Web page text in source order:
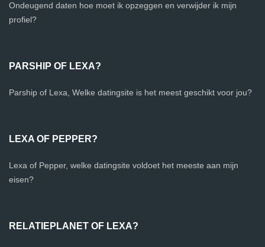
Ondeugend daten hoe moet ik opzeggen en verwijder ik mijn
profiel?
PARSHIP OF LEXA?
Parship of Lexa, Welke datingsite is het meest geschikt voor jou?
LEXA OF PEPPER?
Lexa of Pepper, welke datingsite voldoet het meeste aan mijn
eisen?
RELATIEPLANET OF LEXA?